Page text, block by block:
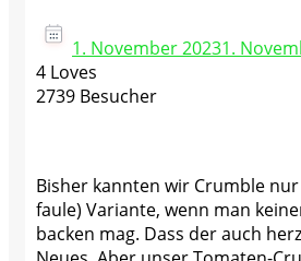
1. November 20231.
4 Loves
2739 Besucher
Bisher kannten wir Crumble
faule) Variante, wenn man
backen mag. Dass der auch